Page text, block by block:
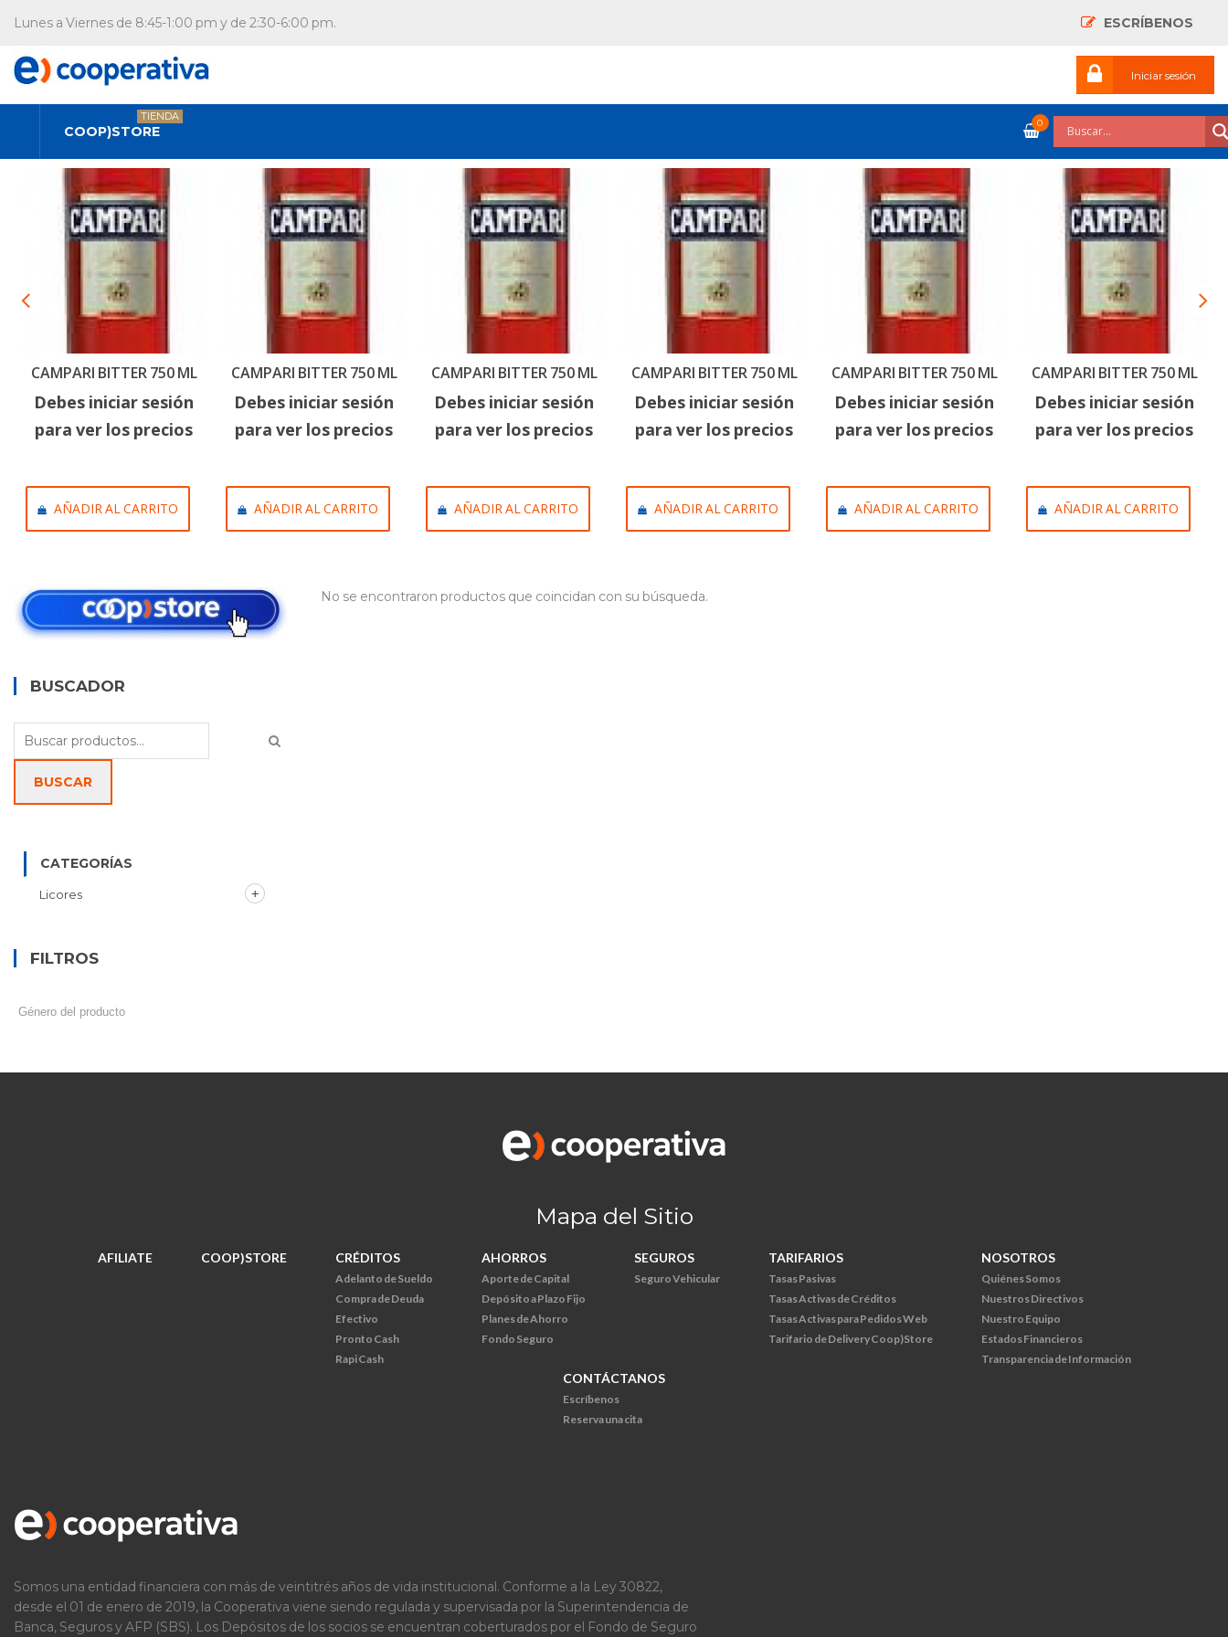
Lunes a Viernes de 8:45-1:00 pm y de 2:30-6:00 pm. ESCRÍBENOS
Iniciar sesión
COOP)STORE
TIENDA
0
CAMPARI BITTER 750 ML
Debes iniciar sesión
para ver los precios
AÑADIR AL CARRITO
CAMPARI BITTER 750 ML
Debes iniciar sesión
para ver los precios
AÑADIR AL CARRITO
CAMPARI BITTER 750 ML
Debes iniciar sesión
para ver los precios
AÑADIR AL CARRITO
CAMPARI BITTER 750 ML
Debes iniciar sesión
para ver los precios
AÑADIR AL CARRITO
CAMPARI BITTER 750 ML
Debes iniciar sesión
para ver los precios
AÑADIR AL CARRITO
CAMPARI BITTER 750 ML
Debes iniciar sesión
para ver los precios
AÑADIR AL CARRITO
No se encontraron productos que coincidan con su búsqueda.
BUSCADOR
Buscar
BUSCAR
CATEGORÍAS
Licores
FILTROS
Mapa del Sitio
AFILIATE COOP)STORE CRÉDITOS
Adelanto de Sueldo
Compra de Deuda
Efectivo
Pronto Cash
Rapi Cash
AHORROS
Aporte de Capital
Depósito a Plazo Fijo
Planes de Ahorro
Fondo Seguro
SEGUROS
Seguro Vehicular
TARIFARIOS
Tasas Pasivas
Tasas Activas de Créditos
Tasas Activas para Pedidos Web
Tarifario de Delivery Coop)Store
NOSOTROS
Quiénes Somos
Nuestros Directivos
Nuestro Equipo
Estados Financieros
Transparencia de Información
CONTÁCTANOS
Escríbenos
Reserva una cita
Somos una entidad financiera con más de veintitrés años de vida institucional. Conforme a la Ley 30822,
desde el 01 de enero de 2019, la Cooperativa viene siendo regulada y supervisada por la Superintendencia de
Banca, Seguros y AFP (SBS). Los Depósitos de los socios se encuentran coberturados por el Fondo de Seguro